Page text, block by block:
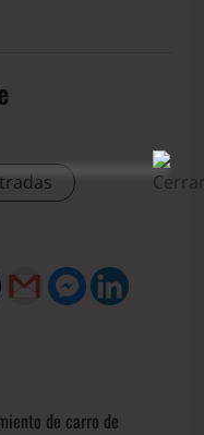
de carro de